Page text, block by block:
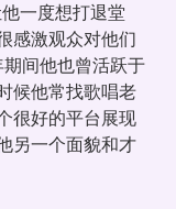
一度想打退堂
感激观众对他们
间他也曾活跃于
候他常找歌唱老
很好的平台展现
另一个面貌和才